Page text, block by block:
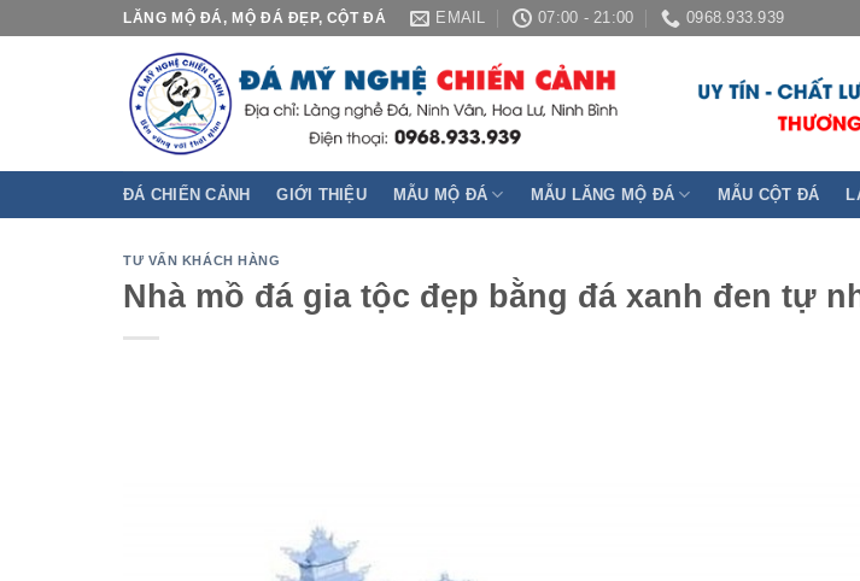
LĂNG MỘ ĐÁ, MỘ ĐÁ ĐẸP, CỘT ĐÁ EMAIL 07:00 - 21:00 0968.933.939
ĐÁ CHIẾN CẢNH GIỚI THIỆU MẪU MỘ ĐÁ MẪU LĂNG MỘ ĐÁ MẪU CỘT ĐÁ
TƯ VẤN KHÁCH HÀNG
Nhà mồ đá gia tộc đẹp bằng đá xanh đen tự